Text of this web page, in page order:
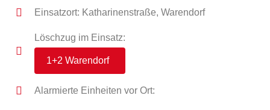
Einsatzort: Katharinenstraße, Warendorf
Löschzug im Einsatz:
1+2 Warendorf
Alarmierte Einheiten vor Ort: